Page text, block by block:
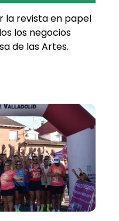
la revista en papel
los negocios
de las Artes.